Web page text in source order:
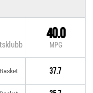
40.0
MPG
37.7